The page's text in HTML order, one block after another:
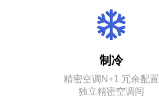
制冷
精密空调N+1 冗余配置
独立精密空调间